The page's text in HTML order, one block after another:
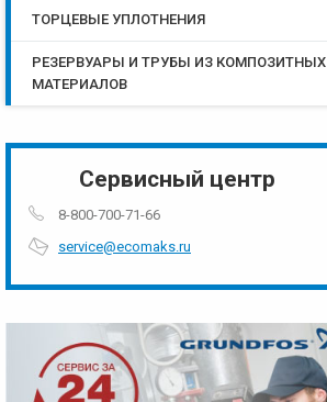
ТОРЦЕВЫЕ УПЛОТНЕНИЯ
РЕЗЕРВУАРЫ И ТРУБЫ ИЗ КОМПОЗИТНЫХ
МАТЕРИАЛОВ
Сервисный центр
8-800-700-71-66
service@ecomaks.ru